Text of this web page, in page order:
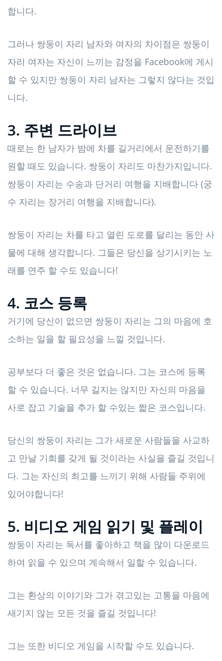
합니다.
그러나 쌍둥이 자리 남자와 여자의 차이점은 쌍둥이
자리 여자는 자신이 느끼는 감정을 Facebook에 게시
할 수 있지만 쌍둥이 자리 남자는 그렇지 않다는 것입
니다.
3. 주변 드라이브
때로는 한 남자가 밤에 차를 길거리에서 운전하기를
원할 때도 있습니다. 쌍둥이 자리도 마찬가지입니다.
쌍둥이 자리는 수송과 단거리 여행을 지배합니다 (궁
수 자리는 장거리 여행을 지배합니다).
쌍둥이 자리는 차를 타고 열린 도로를 달리는 동안 사
물에 대해 생각합니다. 그들은 당신을 상기시키는 노
래를 연주 할 수도 있습니다!
4. 코스 등록
거기에 당신이 없으면 쌍둥이 자리는 그의 마음에 호
소하는 일을 할 필요성을 느낄 것입니다.
공부보다 더 좋은 것은 없습니다. 그는 코스에 등록
할 수 있습니다. 너무 길지는 않지만 자신의 마음을
사로 잡고 기술을 추가 할 수있는 짧은 코스입니다.
당신의 쌍둥이 자리는 그가 새로운 사람들을 사교하
고 만날 기회를 갖게 될 것이라는 사실을 즐길 것입니
다. 그는 자신의 최고를 느끼기 위해 사람들 주위에
있어야합니다!
5. 비디오 게임 읽기 및 플레이
쌍둥이 자리는 독서를 좋아하고 책을 많이 다운로드
하여 읽을 수 있으며 계속해서 일할 수 있습니다.
그는 환상의 이야기와 그가 겪고있는 고통을 마음에
새기지 않는 모든 것을 즐길 것입니다!
그는 또한 비디오 게임을 시작할 수도 있습니다.